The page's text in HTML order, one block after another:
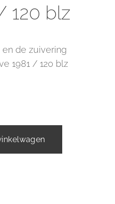
120 blz
de zuivering
1981 / 120 blz